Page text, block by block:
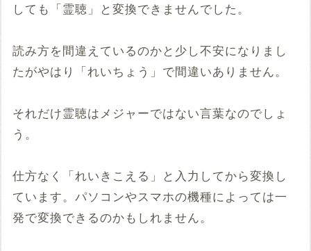
しても「霊聴」と変換できませんでした。
読み方を間違えているのかと少し不安になりまし
たがやはり「れいちょう」で間違いありません。
それだけ霊聴はメジャーではない言葉なのでしょ
う。
仕方なく「れいきこえる」と入力してから変換し
ています。パソコンやスマホの機種によっては一
発で変換できるのかもしれません。